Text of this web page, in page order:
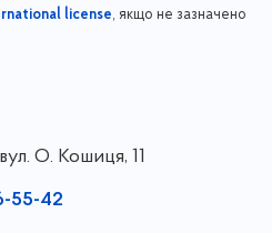
license, якщо не зазначено
О. Кошиця, 11
55-42